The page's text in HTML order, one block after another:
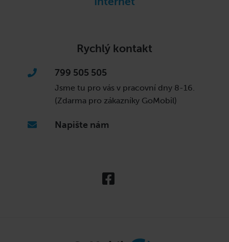
Rychlý kontakt
799 505 505
Jsme tu pro vás v pracovní dny 8-16.
(Zdarma pro zákazníky GoMobil)
Napište nám